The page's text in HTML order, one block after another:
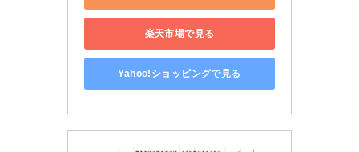
楽天市場で見る
Yahoo!ショッピングで見る